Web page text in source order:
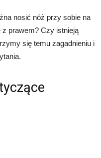
nosić nóż przy sobie na
z prawem? Czy istnieją
się temu zagadnieniu i